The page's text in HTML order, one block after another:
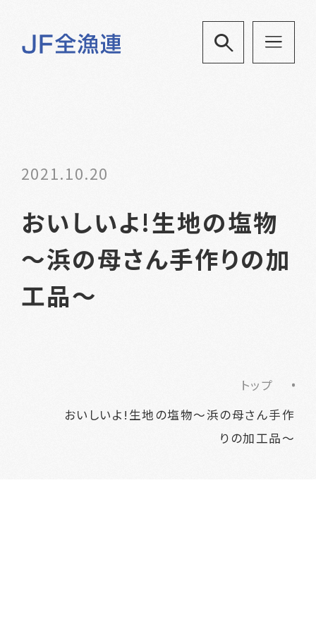
2021.10.20
おいしいよ!生地の塩物
～浜の母さん手作りの加
工品～
トップ
おいしいよ!生地の塩物～浜の母さん手作
りの加工品～